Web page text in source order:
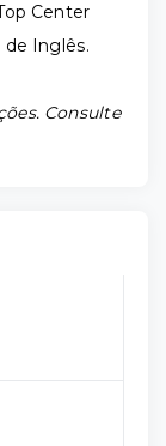
Center
de Inglês.
Consulte